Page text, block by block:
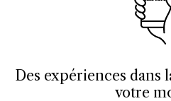
Des expériences dans
votre